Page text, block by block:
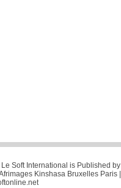
Soft International is Published by
Kinshasa Bruxelles Paris |